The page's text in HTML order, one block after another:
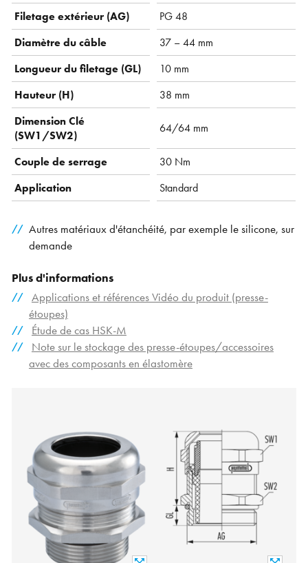
Filetage extérieur (AG)
PG 48
Diamètre du câble
37 – 44 mm
Longueur du filetage (GL)
10 mm
Hauteur (H)
38 mm
Dimension Clé
(SW1/SW2)
64/64 mm
Couple de serrage
30 Nm
Application
Standard
Autres matériaux d'étanchéité, par exemple le silicone, sur
demande
Plus d'informations
Applications et références Vidéo du produit (presse-
étoupes)
Étude de cas HSK-M
Note sur le stockage des presse-étoupes/accessoires
avec des composants en élastomère